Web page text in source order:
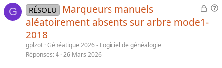
i
G
F
RÉSOLU
Marqueurs manuels
aléatoirement absents sur arbre mode1-
2018
gplzot Généatique 2026 - Logiciel de généalogie
Réponses 4 26 Mars 2026